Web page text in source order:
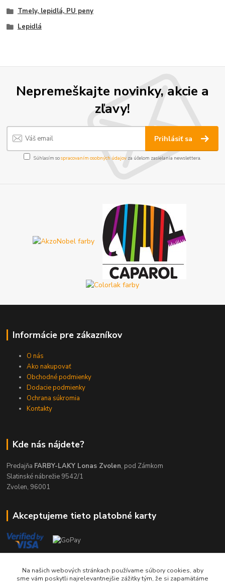
Tmely, lepidlá, PU peny
Lepidlá
Nepremeškajte novinky, akcie a
zľavy!
Prihlásiť sa
Súhlasím sospracovaním osobných údajov za účelom zasielania newslettera.
Informácie pre zákazníkov
O nás
Ako nakupovať
Obchodné podmienky
Dodacie podmienky
Ochrana súkromia
Kontakty
Kde nás nájdete?
Predajňa FARBY-LAKY Lonas Zvolen, pod Zámkom
Slatinské nábrežie 9542/1
Zvolen, 96001
Akceptujeme tieto platobné karty
Kontakty
Na našich webových stránkach používame súbory cookies, aby
sme vám poskytli najrelevantnejšie zážitky tým, že si zapamätáme